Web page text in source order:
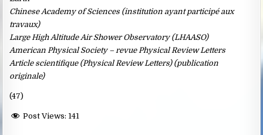
Chinese Academy of Sciences (institution ayant participé aux
travaux)
Large High Altitude Air Shower Observatory (LHAASO)
American Physical Society – revue Physical Review Letters
Article scientifique (Physical Review Letters) (publication
originale)
(47)
Post Views: 141